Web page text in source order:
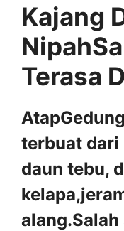
Kajang
Terasa
terbuat dari
daun tebu,